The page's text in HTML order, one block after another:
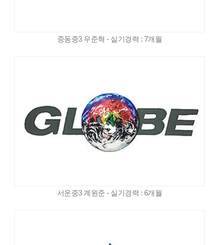
중동중3 우준혁 - 실기경력 : 7개월
서운중3 계원준 - 실기경력 : 6개월